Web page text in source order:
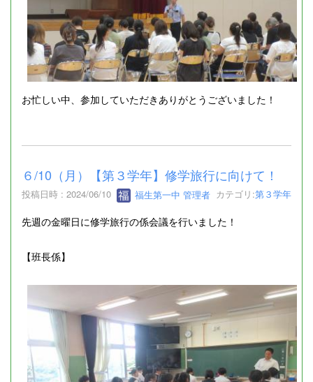
お忙しい中、参加していただきありがとうございました！
６/10（月）【第３学年】修学旅行に向けて！
投稿日時 : 2024/06/10 福生第一中 管理者 カテゴリ:第３学年
先週の金曜日に修学旅行の係会議を行いました！
【班長係】